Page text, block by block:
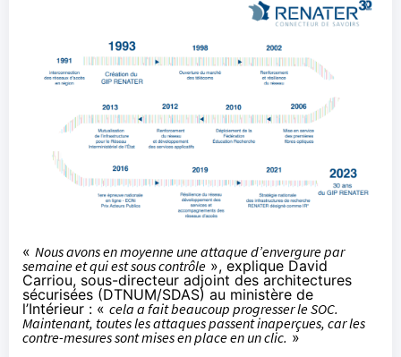
« Nous avons en moyenne une attaque d’envergure par
semaine et qui est sous contrôle », explique David
Carriou, sous-directeur adjoint des architectures
sécurisées (DTNUM/SDAS) au ministère de
l’Intérieur : « cela a fait beaucoup progresser leSOC.
Maintenant, toutes les attaques passent inaperçues, car les
contre-mesures sont mises en place en un clic. »